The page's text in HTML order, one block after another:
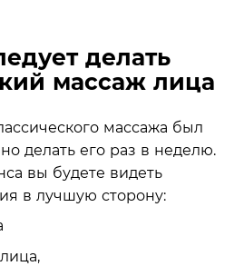
делать
массаж лица
массажа был
делать его раз в неделю.
вы будете видеть
в лучшую сторону: